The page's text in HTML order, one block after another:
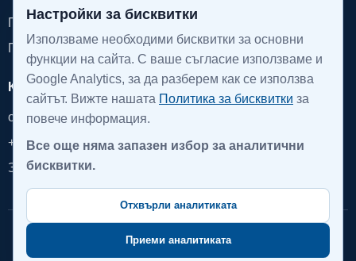
Политика за поверителност
Политика за бисквитки
Контакт
office@devinpro.com
+359 888 855 879
Запази среща
Настройки за бисквитки
Използваме необходими бисквитки за основни
функции на сайта. С ваше съгласие използваме и
Google Analytics, за да разберем как се използва
сайтът. Вижте нашата Политика за бисквитки за
повече информация.
Все още няма запазен избор за аналитични
бисквитки.
Отхвърли аналитиката
Приеми аналитиката